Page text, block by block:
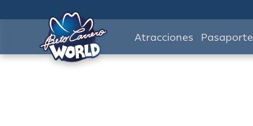
Atracciones Pasaporte